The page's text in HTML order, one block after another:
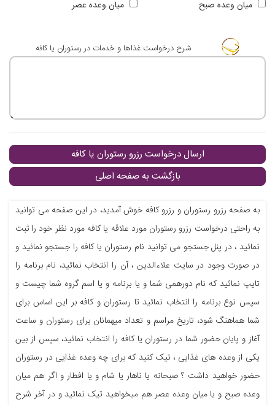
ميان وعده صبح
ميان وعده عصر
شرح درخواست غذاها و خدمات در رستوران یا کافه
ارسال درخواست رزرو رستوران یا کافه
بازگشت به صفحه اصلی
به صفحه رزرو رستوران و رزرو کافه خوش آمدید، در این صفحه می توانید
به راحتی درخواست رزرو رستوران مورد علاقه یا کافه مورد نظر خود را ثبت
نمائید ، در پنل جستجو می توانید نام رستوران یا کافه را جستجو نمائید و
در صورت وجود در سایت علاءالدین ، آن را انتخاب نمائید، نام برنامه را
تایپ نمائید که نام دورهمی شما و یا برنامه و یا اسم گروه شما چیست و
سپس نوع برنامه را انتخاب نمائید تا رستوران و کافه بر این اساس برای
شما هماهنگ شود، تاریخ مراسم و تعداد میهمانان برای رستوران و ساعت
آغاز و پایان حضور شما در رستوران یا کافه را انتخاب نمائید، سپس از بین
یکی از وعده های غذایی ، تیک کنید که برای چه وعده غذایی در رستوران
حضور خواهید داشت ؟ صبحانه یا ناهار یا شام و یا افطار و اگر هم میان
وعده صبح و یا میان وعده عصر هم میخواهید تیک نمائید و در آخر شرح